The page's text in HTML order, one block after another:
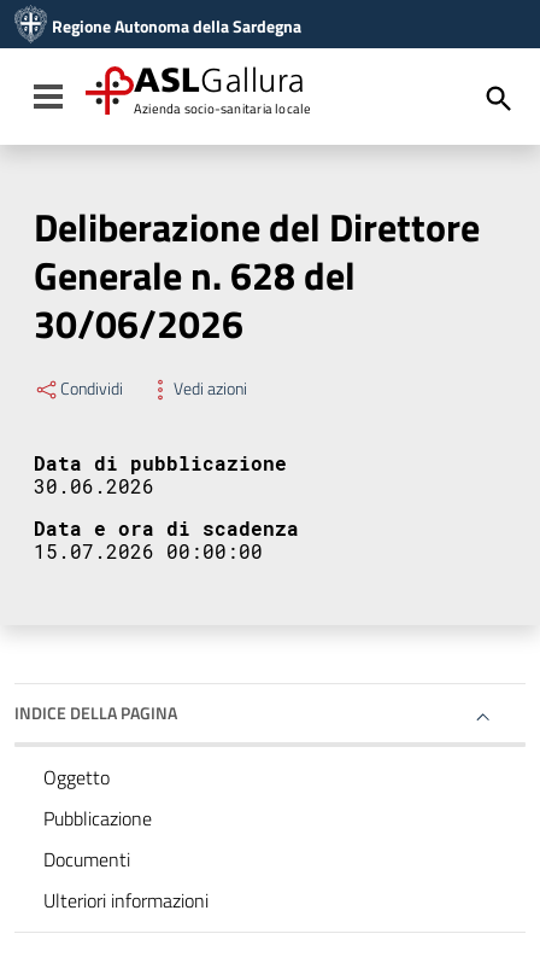
Vai al menu di navigazione
Vai al footer
Regione Autonoma della Sardegna
Toggle navigation
ASLGallura
Azienda socio-sanitaria locale
Deliberazione del Direttore
Generale n. 628 del
30/06/2026
Condividi Vedi azioni
Data di pubblicazione
30.06.2026
Data e ora di scadenza
15.07.2026 00:00:00
INDICE DELLA PAGINA
Oggetto
Pubblicazione
Documenti
Ulteriori informazioni